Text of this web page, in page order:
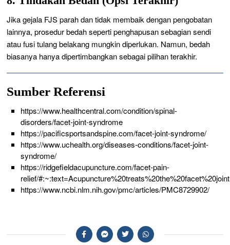
Jika gejala FJS parah dan tidak membaik dengan pengobatan
lainnya, prosedur bedah seperti penghapusan sebagian sendi
atau fusi tulang belakang mungkin diperlukan. Namun, bedah
biasanya hanya dipertimbangkan sebagai pilihan terakhir.
Sumber Referensi
https://www.healthcentral.com/condition/spinal-
disorders/facet-joint-syndrome
https://pacificsportsandspine.com/facet-joint-syndrome/
https://www.uchealth.org/diseases-conditions/facet-joint-
syndrome/
https://ridgefieldacupuncture.com/facet-pain-
relief/
https://www.ncbi.nlm.nih.gov/pmc/articles/PMC8729902/